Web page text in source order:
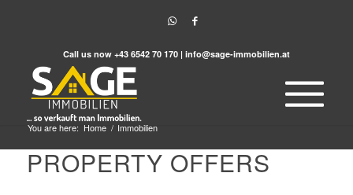
Call us now +43 6542 70 170 | info@sage-immobilien.at
You are here: Home / Immobilien
PROPERTY OFFERS